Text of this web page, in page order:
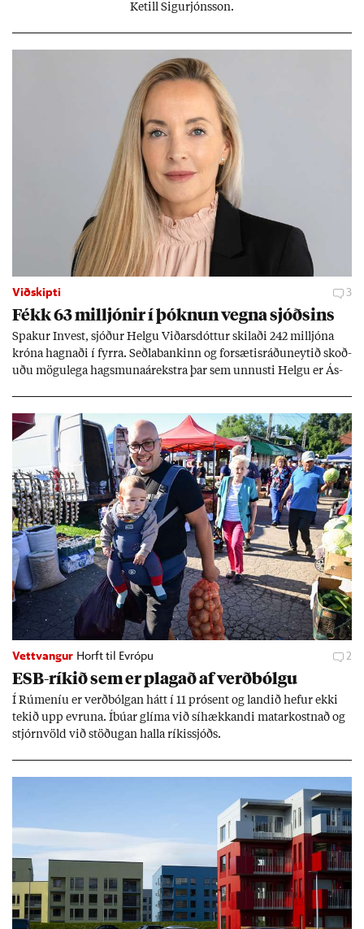
Ketill Sig­ur­jóns­son.
Viðskipti 3
Fékk 63 millj­ón­ir í þókn­un vegna sjóðs­ins
Spak­ur In­vest, sjóð­ur Helgu Við­ars­dótt­ur skil­aði 242 millj­óna
króna hagn­aði í fyrra. Seðla­bank­inn og for­sæt­is­ráðu­neyt­ið skoð­
uðu mögu­lega hags­muna­árekstra þar sem unnusti Helgu er Ás­
Vettvangur Horft til Evrópu 2
ESB-rík­ið sem er plag­að af verð­bólgu
Í Rúm­en­íu er verð­bólg­an hátt í 11 pró­sent og land­ið hef­ur ekki
tek­ið upp evr­una. Íbú­ar glíma við sí­hækk­andi mat­ar­kostn­að og
stjórn­völd við stöð­ug­an halla rík­is­sjóðs.